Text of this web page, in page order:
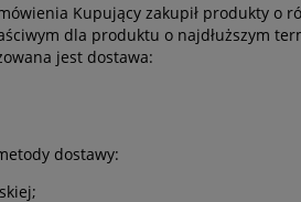
Kupujący zakupił produkty o
dla produktu o najdłuższym
jest dostawa:
dostawy: